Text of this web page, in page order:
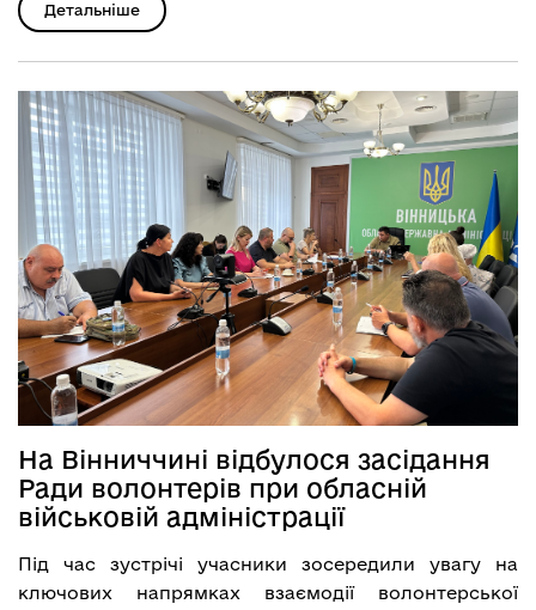
Детальніше
На Вінниччині відбулося засідання
Ради волонтерів при обласній
військовій адміністрації
Під час зустрічі учасники зосередили увагу на
ключових напрямках взаємодії волонтерської